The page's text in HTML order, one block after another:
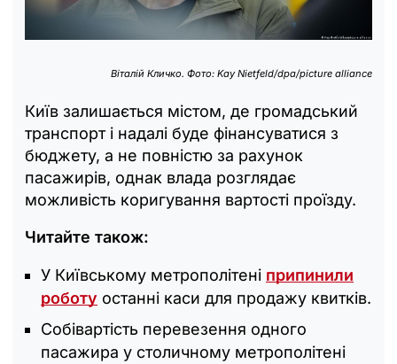
Віталій Кличко. Фото: Kay Nietfeld/dpa/picture alliance
Київ залишається містом, де громадський
транспорт і надалі буде фінансуватися з
бюджету, а не повністю за рахунок
пасажирів, однак влада розглядає
можливість коригування вартості проїзду.
Читайте також:
У Київському метрополітені припинили
роботу останні каси для продажу квитків.
Собівартість перевезення одного
пасажира у столичному метрополітені